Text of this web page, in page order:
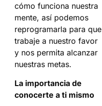
cómo funciona nuestra
mente, así podemos
reprogramarla para que
trabaje a nuestro favor
y nos permita alcanzar
nuestras metas.
La importancia de
conocerte a ti mismo